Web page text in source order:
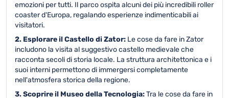
emozioni per tutti. Il parco ospita alcuni dei più incredibili roller
coaster d'Europa, regalando esperienze indimenticabili ai
visitatori.
2. Esplorare il Castello di Zator: Le cose da fare in Zator
includono la visita al suggestivo castello medievale che
racconta secoli di storia locale. La struttura architettonica e i
suoi interni permettono di immergersi completamente
nell'atmosfera storica della regione.
3. Scoprire il Museo della Tecnologia:Tra le cose da fare in